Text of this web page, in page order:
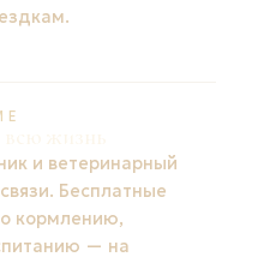
и ветеринарный
Бесплатные
кормлению,
— на